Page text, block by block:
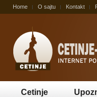
Home O sajtu Kontakt
Cetinje